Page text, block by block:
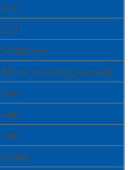
2 lm
E10
Glühlampe
Röhre, einseitig gesockelt
nein
nein
nein
farblos